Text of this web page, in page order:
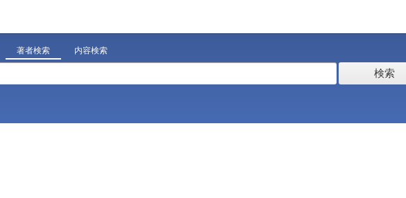
著者検索 内容検索
検索